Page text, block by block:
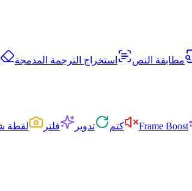
مطابقة النص استخراج الترجمة المدمجة
Frame Boost كتم تدوير فلتر لقطة